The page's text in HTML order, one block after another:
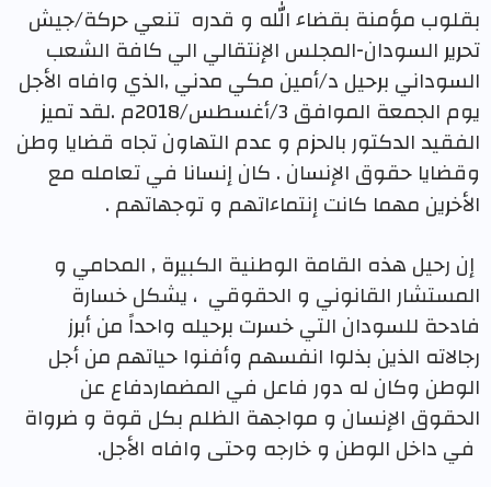
بقلوب مؤمنة بقضاء الله و قدره تنعي حركة/جيش
تحرير السودان-المجلس الإنتقالي الي كافة الشعب
السوداني برحيل د/أمين مكي مدني ,الذي وافاه الأجل
يوم الجمعة الموافق 3/أغسطس/2018م .لقد تميز
الفقيد الدكتور بالحزم و عدم التهاون تجاه قضايا وطن
وقضايا حقوق الإنسان . كان إنسانا في تعامله مع
الأخرين مهما كانت إنتماءاتهم و توجهاتهم .
إن رحيل هذه القامة الوطنية الكبيرة , المحامي و
المستشار القانوني و الحقوقي ، يشكل خسارة
فادحة للسودان التي خسرت برحيله واحداً من أبرز
رجالاته الذين بذلوا انفسهم وأفنوا حياتهم من أجل
الوطن وكان له دور فاعل في المضماردفاع عن
الحقوق الإنسان و مواجهة الظلم بكل قوة و ضرواة
في داخل الوطن و خارجه وحتى وافاه الأجل.